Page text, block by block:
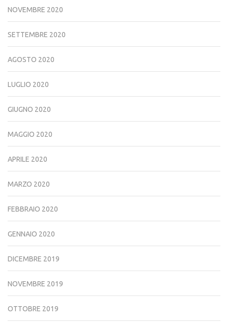
NOVEMBRE 2020
SETTEMBRE 2020
AGOSTO 2020
LUGLIO 2020
GIUGNO 2020
MAGGIO 2020
APRILE 2020
MARZO 2020
FEBBRAIO 2020
GENNAIO 2020
DICEMBRE 2019
NOVEMBRE 2019
OTTOBRE 2019